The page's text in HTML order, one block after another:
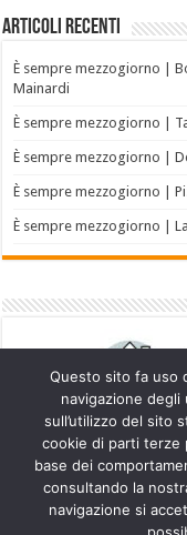
Articoli recenti
È sempre mezzogiorno |
Mainardi
È sempre mezzogiorno |
È sempre mezzogiorno |
È sempre mezzogiorno |
È sempre mezzogiorno |
Powered by
Questo sito fa uso
navigazione
sull’utilizzo del sito
cookie di parti terze
base dei
consultando la
navigazione si